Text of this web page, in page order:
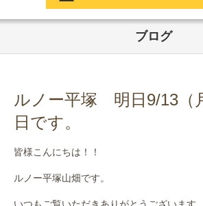
中古車
サービス
ブログ
ルノー平塚 明日9/13（
日です。
皆様こんにちは！！
ルノー平塚山畑です。